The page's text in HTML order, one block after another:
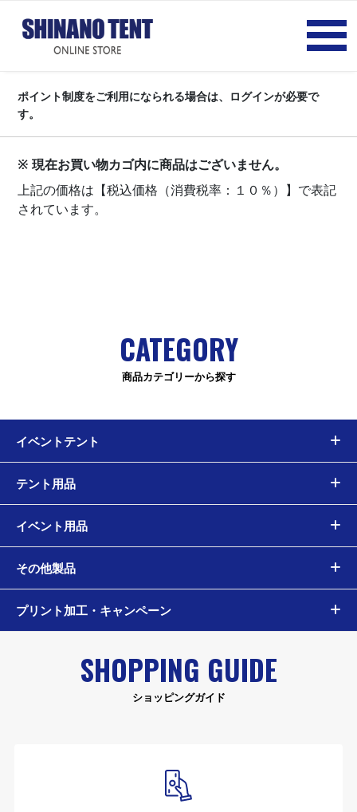
ポイント制度をご利用になられる場合は、ログインが必要で
す。
※ 現在お買い物カゴ内に商品はございません。
上記の価格は【税込価格（消費税率：１０％）】で表記
されています。
CATEGORY
商品カテゴリーから探す
イベントテント
テント用品
イベント用品
その他製品
プリント加工・キャンペーン
SHOPPING GUIDE
ショッピングガイド